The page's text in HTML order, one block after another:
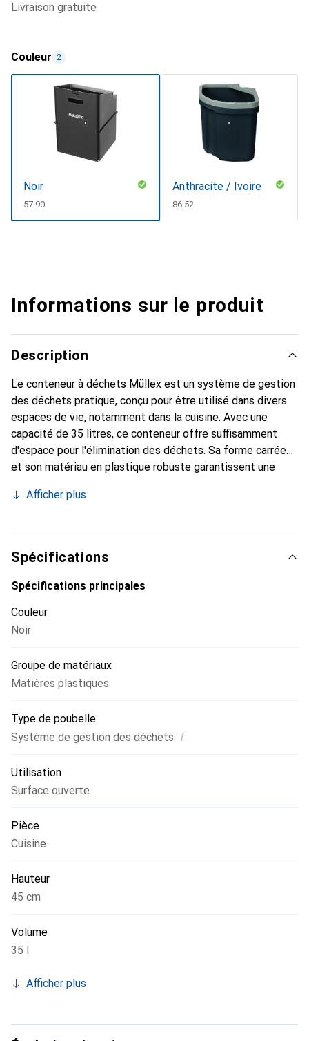
livraison gratuite
Couleur 2
Noir
CHF
57.90
Anthracite / Ivoire
CHF
86.52
Informations sur le produit
Description
Le conteneur à déchets Müllex est un système de gestion
des déchets pratique, conçu pour être utilisé dans divers
espaces de vie, notamment dans la cuisine. Avec une
capacité de 35 litres, ce conteneur offre suffisamment
d'espace pour l'élimination des déchets. Sa forme carrée
et son matériau en plastique robuste garantissent une
conteneur est équipé d'un couvercle qui permet une
avec un axe de support qui renforce la stabilité et la
fonctionnalité du système. Ce produit est idéal pour les
ménages qui attachent de l'importance à une séparation et
une élimination efficaces des déchets.
Afficher plus
Spécifications
Spécifications principales
Couleur
Noir
Groupe de matériaux
Matières plastiques
Type de poubelle
Système de gestion des déchets i
Utilisation
Surface ouverte
Pièce
Cuisine
Hauteur
45 cm
Volume
35 l
Afficher plus